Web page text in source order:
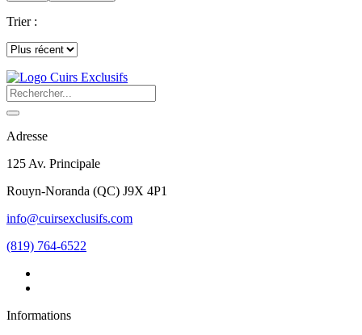
Trier :
Adresse
125 Av. Principale
Rouyn-Noranda (QC) J9X 4P1
info@cuirsexclusifs.com
(819) 764-6522
Informations